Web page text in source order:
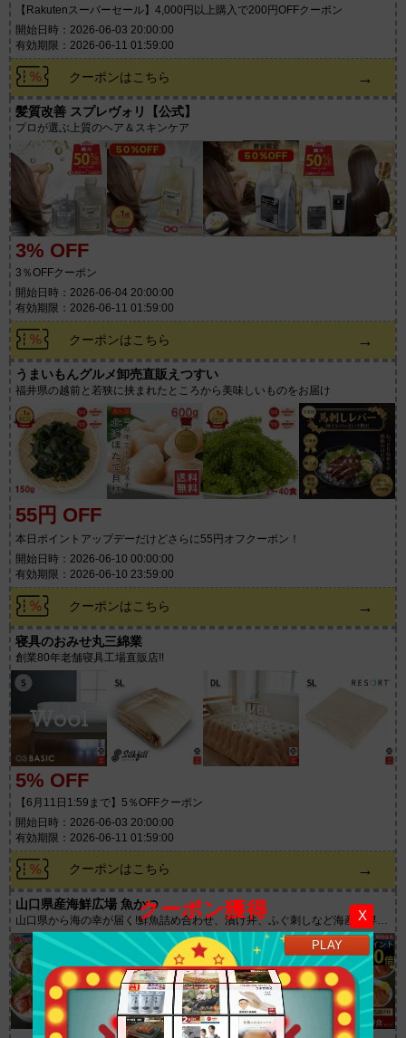
クーポン獲得 X
【Rakutenスーパーセール】4,000円以上購入で200円OFFクーポン
開始日時：2026-06-03 20:00:00
有効期限：2026-06-11 01:59:00
クーポンはこちら →
髪質改善 スプレヴォリ【公式】
プロが選ぶ上質のヘア＆スキンケア
3% OFF
3％OFFクーポン
開始日時：2026-06-04 20:00:00
有効期限：2026-06-11 01:59:00
クーポンはこちら →
うまいもんグルメ卸売直販えつすい
福井県の越前と若狭に挟まれたところから美味しいものをお届け
55円 OFF
本日ポイントアップデーだけどさらに55円オフクーポン！
開始日時：2026-06-10 00:00:00
有効期限：2026-06-10 23:59:00
クーポンはこちら →
寝具のおみせ丸三綿業
創業80年老舗寝具工場直販店!!
5% OFF
【6月11日1:59まで】5％OFFクーポン
開始日時：2026-06-03 20:00:00
有効期限：2026-06-11 01:59:00
クーポンはこちら →
山口県産海鮮広場 魚かつ
山口県から海の幸が届く!鮮魚詰め合わせ、漬け丼、ふぐ刺しなど海産物専門
店